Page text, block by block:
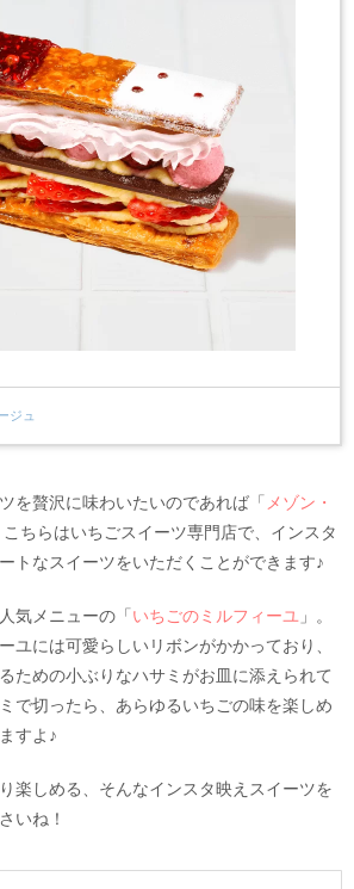
ジュ
を贅沢に味わいたいのであれば「 メゾン・
こちらはいちごスイーツ専門店で、インスタ
トなスイーツをいただくことができます♪
気メニューの「 いちごのミルフィーユ 」。
ユには可愛らしいリボンがかかっており、
ための小ぶりなハサミがお皿に添えられて
で切ったら、あらゆるいちごの味を楽しめ
すよ♪
楽しめる、そんなインスタ映えスイーツを
いね！